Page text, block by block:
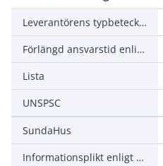
Leverantörens typbeteckning
Förlängd ansvarstid enligt ALEM-09
Lista
UNSPSC
SundaHus
Informationsplikt enligt REACH